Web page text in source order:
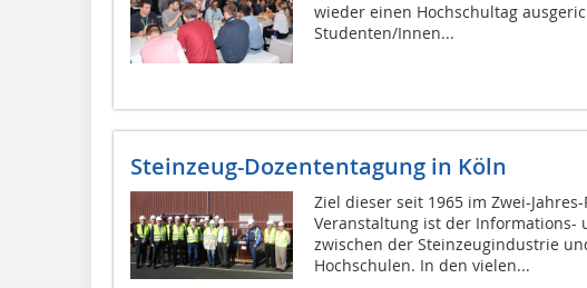
wieder einen Hochschultag
Studenten/Innen...
Steinzeug-Dozententagung in Köln
Ziel dieser seit 1965 im Zwei-
Veranstaltung ist der Informations-
zwischen der Steinzeugindustrie
Hochschulen. In den vielen...